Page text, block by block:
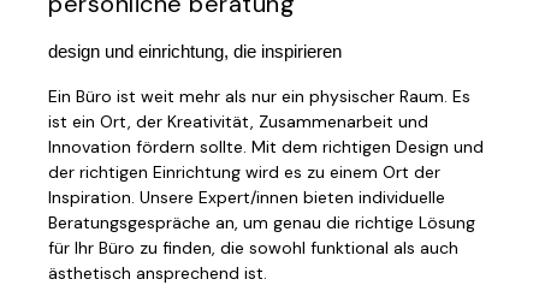
design und einrichtung, die inspirieren
Ein Büro ist weit mehr als nur ein physischer Raum. Es
ist ein Ort, der Kreativität, Zusammenarbeit und
Innovation fördern sollte. Mit dem richtigen Design und
der richtigen Einrichtung wird es zu einem Ort der
Inspiration. Unsere Expert/innen bieten individuelle
Beratungsgespräche an, um genau die richtige Lösung
für Ihr Büro zu finden, die sowohl funktional als auch
ästhetisch ansprechend ist.